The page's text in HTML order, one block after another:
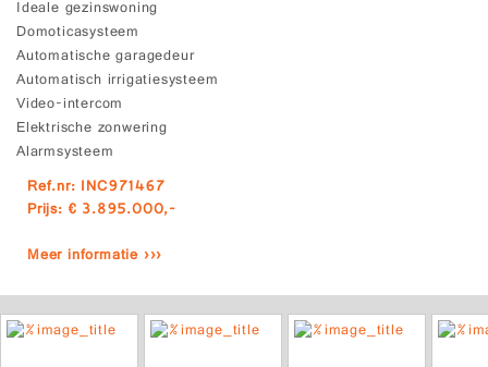
Ideale gezinswoning
Domoticasysteem
Automatische garagedeur
Automatisch irrigatiesysteem
Video-intercom
Elektrische zonwering
Alarmsysteem
Ref.nr: INC971467
Prijs: € 3.895.000,-
Meer informatie ›››